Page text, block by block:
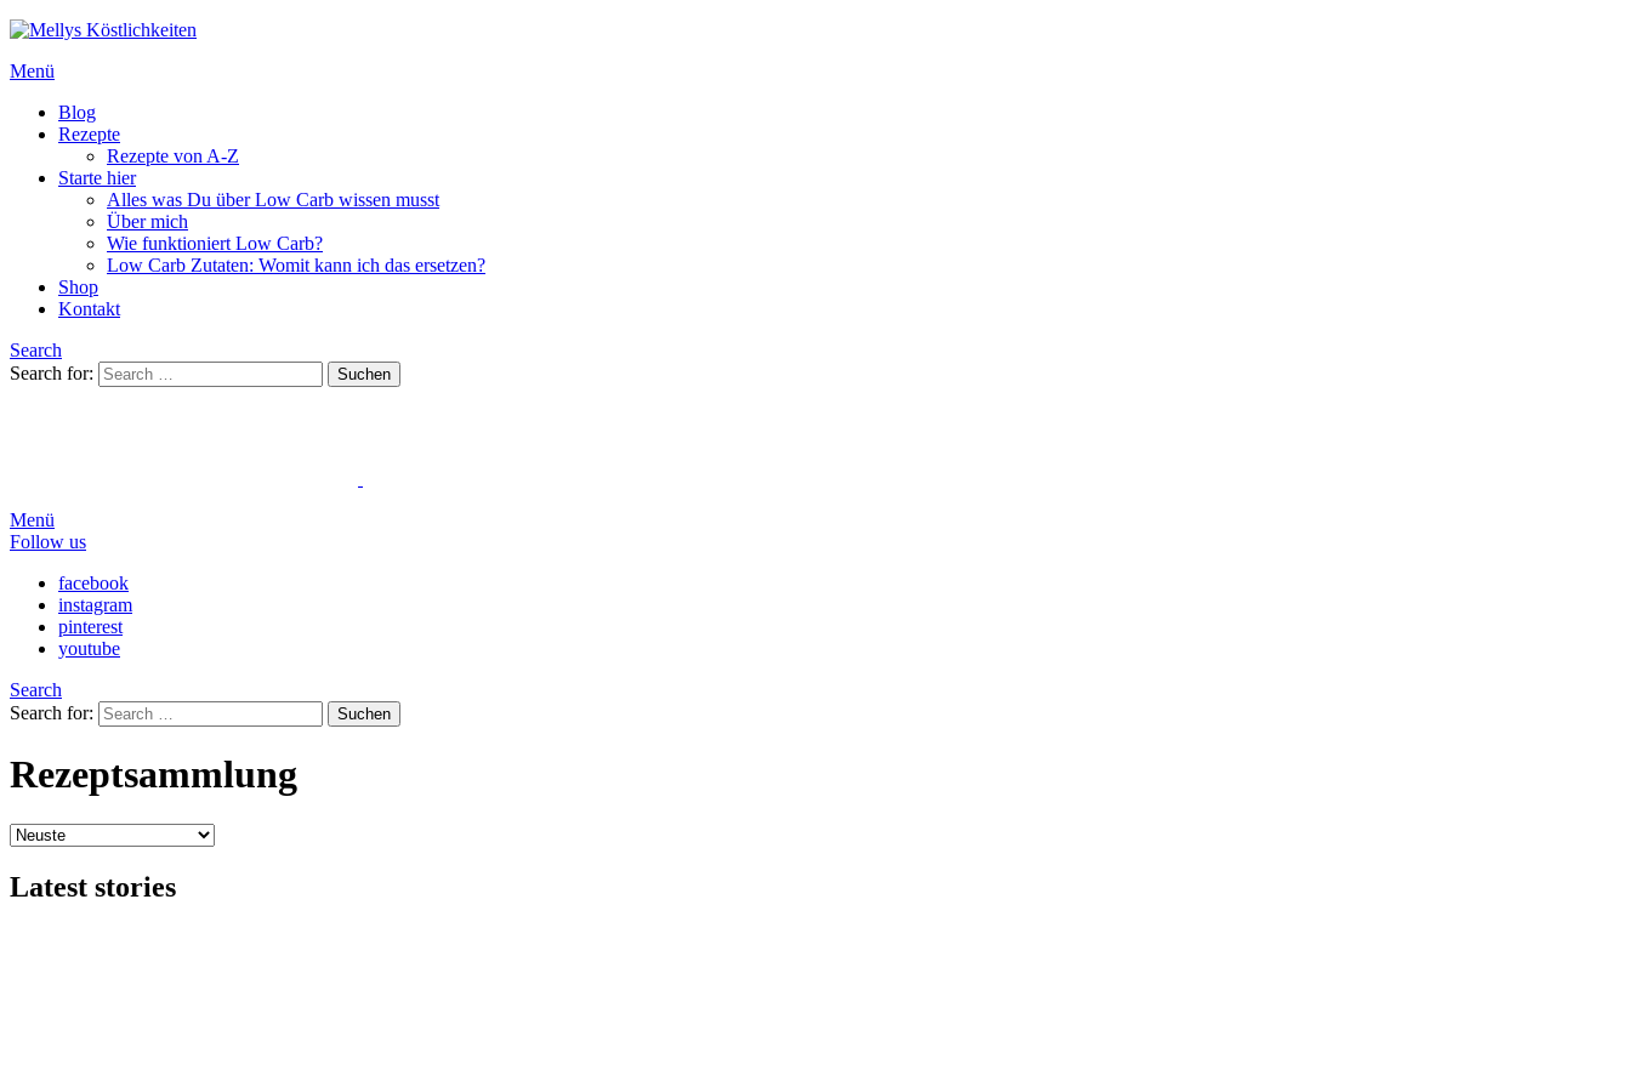
Menü
Blog
Rezepte
Rezepte von A-Z
Starte hier
Alles was Du über Low Carb wissen musst
Über mich
Wie funktioniert Low Carb?
Low Carb Zutaten: Womit kann ich das ersetzen?
Shop
Kontakt
Search
Search for:
Suchen
Menü
Follow us
facebook
instagram
pinterest
youtube
Search
Search for:
Suchen
Rezeptsammlung
Latest stories